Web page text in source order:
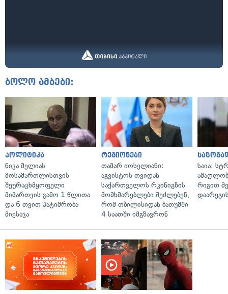
ბოლო ამბები:
პოლიტიკა
ნიკა მელიას
მოსამართლისთვის
შეურაცხმყოფელი
მიმართვის გამო 1 წლითა
და 6 თვით პატიმრობა
მიესაჯა
რეგიონები
თამარ იოსელიანი:
აგვისტოს თვიდან
საქართველოს რკინიგზის
მომხმარებლები შეძლებენ,
რომ თბილისიდან ბათუმში
4 საათში იმგზავრონ
საია:
რიგით